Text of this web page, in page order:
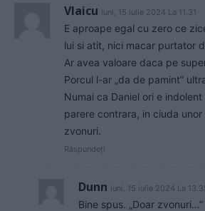
Vlaicu luni, 15 iulie 2024 La 11.31
E aproape egal cu zero ce
lui si atit, nici macar purtator
Ar avea valoare daca pe
Porcul l-ar „da de pamint”
Numai ca Daniel ori e
parere contrara, in ciuda
zvonuri.
Răspundeți
Dunn luni, 15 iulie 2024 La
Bine spus. „Doar zvonuri…”